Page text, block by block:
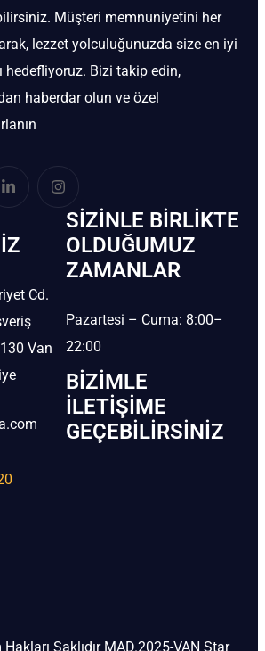
Müşteri memnuniyetini her
lezzet yolculuğunuzda size en iyi
hedefliyoruz. Bizi takip edin,
haberdar olun ve özel
Cd.
Van
SIZINLE BIRLIKTE
OLDUĞUMUZ
ZAMANLAR
Pazartesi – Cuma: 8:00–
22:00
BIZIMLE
İLETIŞIME
GEÇEBILIRSINIZ
Saklıdır MAD.2025-VAN Star